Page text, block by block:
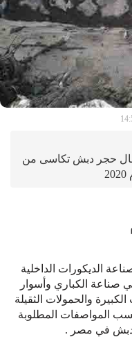
حجر دبش تكاسى من
الديكورات الداخلية
الكباري وأسوار
والحمولات الثقيلة
المواصفات المطلوبة
دبش في مصر .